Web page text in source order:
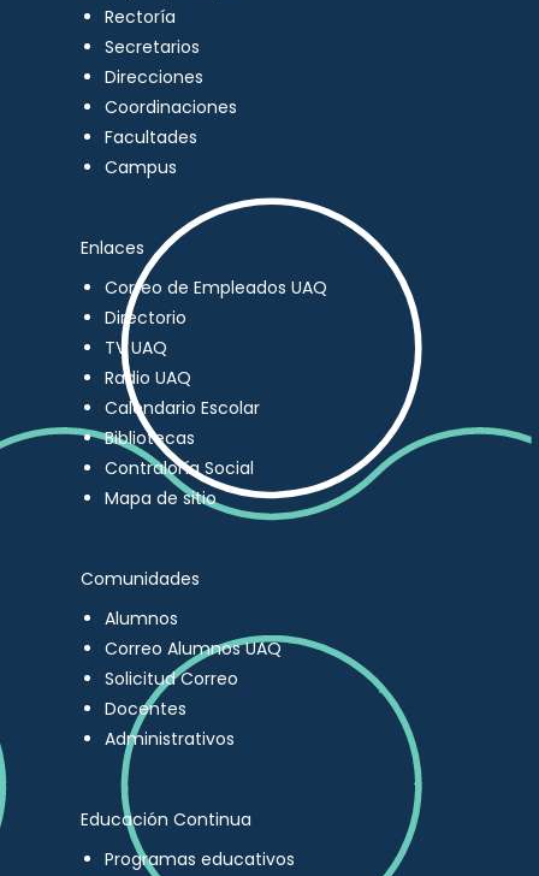
Rectoría
Secretarios
Direcciones
Coordinaciones
Facultades
Campus
Enlaces
Correo de Empleados UAQ
Directorio
TV UAQ
Radio UAQ
Calendario Escolar
Bibliotecas
Contraloría Social
Mapa de sitio
Comunidades
Alumnos
Correo Alumnos UAQ
Solicitud Correo
Docentes
Administrativos
Educación Continua
Programas educativos